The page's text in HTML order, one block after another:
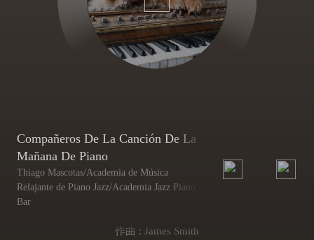
Compañeros De La Canción De La
Mañana De Piano
Thiago Mascotas/Academia de Música
Relajante de Piano Jazz/Academia Jazz Piano
Bar
作曲 : James Smith